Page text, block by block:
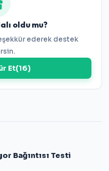
oldu mu?
ederek destek
Et(16)
Bağıntısı Testi